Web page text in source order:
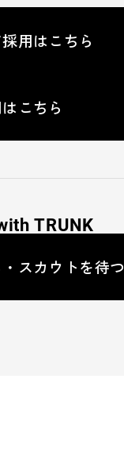
用はこちら
こちら
TRUNK
スカウトを待つ